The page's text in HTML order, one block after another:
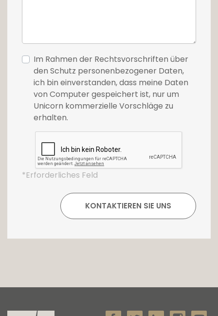
Anbindung an die Hauptverkehrsstraßen und
einen schnellen Zugang zum Bahnhof
Heisdorf.
Synthetische Bilder sind nicht vertraglich
bindend.
Preisangabe inkl. 3% MwSt. vorbehaltlich der
Genehmigung durch die zuständigen
Behörden.
Für weitere Informationen oder eine
Immobilienagentur Unicorn unter +352 26 54
17 17 oder per E-Mail info@unicorn.lu
Im Rahmen der Rechtsvorschriften über
den Schutz personenbezogener Daten,
ich bin einverstanden, dass meine Daten
von Computer gespeichert ist, nur um
Unicorn kommerzielle Vorschläge zu
erhalten.
*Erforderliches Feld